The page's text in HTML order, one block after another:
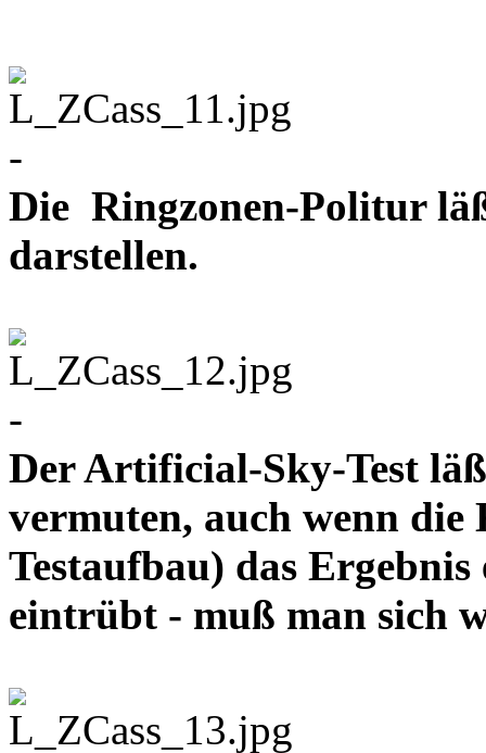
-
Die Ringzonen-Politur
darstellen.
-
Der Artificial-Sky-Test
vermuten, auch wenn
Testaufbau) das Ergebnis
eintrübt - muß man